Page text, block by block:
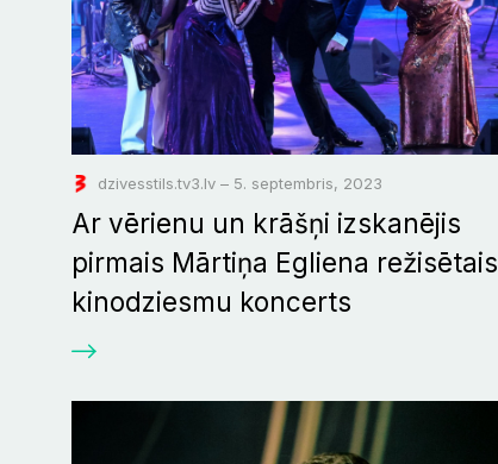
dzivesstils.tv3.lv – 5. septembris, 2023
Ar vērienu un krāšņi izskanējis
pirmais Mārtiņa Egliena režisētais
kinodziesmu koncerts